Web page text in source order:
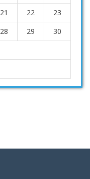
21 22
23
28 29
30